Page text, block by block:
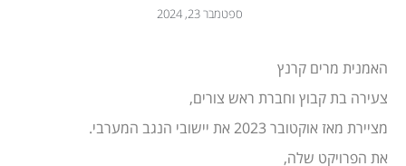
ספטמבר 23, 2024
האמנית מרים קרנץ
צעירה בת קבוץ וחברת ראש צורים,
מציירת מאז אוקטובר 2023 את יישובי הנגב המערבי.
את הפרויקט שלה,